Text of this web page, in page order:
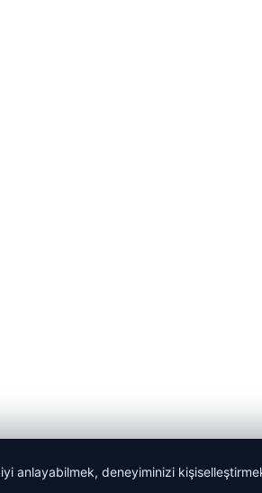
iyi anlayabilmek, deneyiminizi